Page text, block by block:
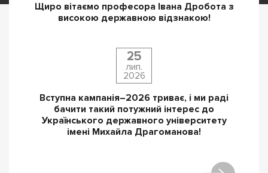
Щиро вітаємо професора Івана Дробота з
високою державною відзнакою!
25
лип.
2026
Вступна кампанія–2026 триває, і ми раді
бачити такий потужний інтерес до
Українського державного університету
імені Михайла Драгоманова!